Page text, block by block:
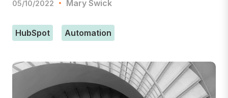
05/10/2022 Mary Swick
HubSpot Automation